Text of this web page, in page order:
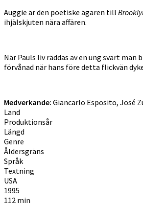
Auggie är den poetiske ägaren till
ihjälskjuten nära affären.
När Pauls liv räddas av en ung svart
förvånad när hans före detta flickvän
Medverkande: Giancarlo Esposito, José
Land
Produktionsår
Längd
Genre
Åldersgräns
Språk
Textning
USA
1995
112 min